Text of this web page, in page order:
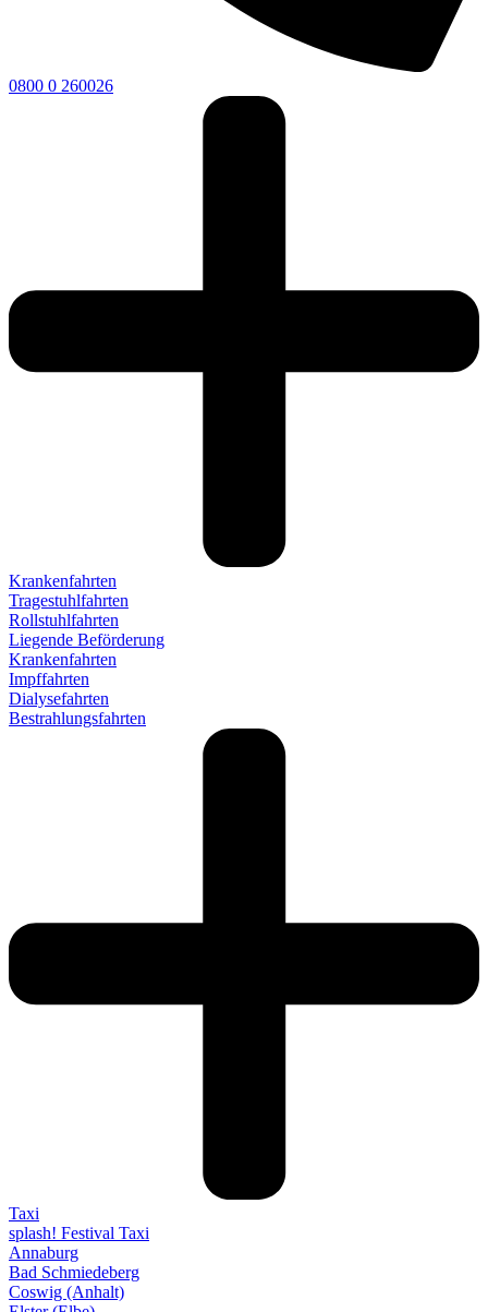
0800 0 260026
Krankenfahrten
Tragestuhlfahrten
Rollstuhlfahrten
Liegende Beförderung
Krankenfahrten
Impffahrten
Dialysefahrten
Bestrahlungsfahrten
Taxi
splash! Festival Taxi
Annaburg
Bad Schmiedeberg
Coswig (Anhalt)